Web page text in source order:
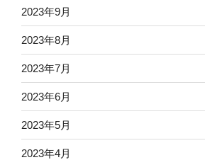
2023年9月
2023年8月
2023年7月
2023年6月
2023年5月
2023年4月